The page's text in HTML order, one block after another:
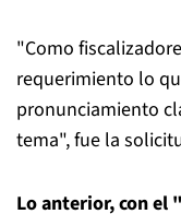
"Como
requerimiento lo
pronunciamiento
tema", fue la
Lo anterior, con el